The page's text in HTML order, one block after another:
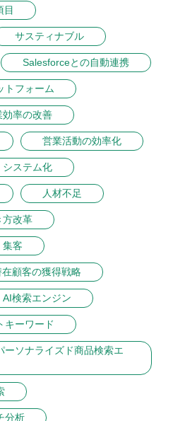
目
サスティナブル
Salesforceとの自動連携
トフォーム
効率の改善
営業活動の効率化
システム化
人材不足
方改革
集客
顧客の獲得戦略
AI検索エンジン
キーワード
ーソナライズド商品検索エ
分析